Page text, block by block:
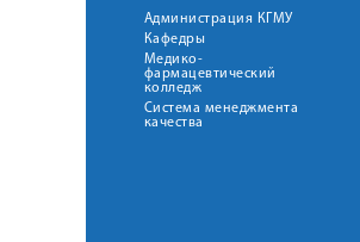
Администрация КГМУ
Кафедры
Медико-
фармацевтический
колледж
Система менеджмента
качества